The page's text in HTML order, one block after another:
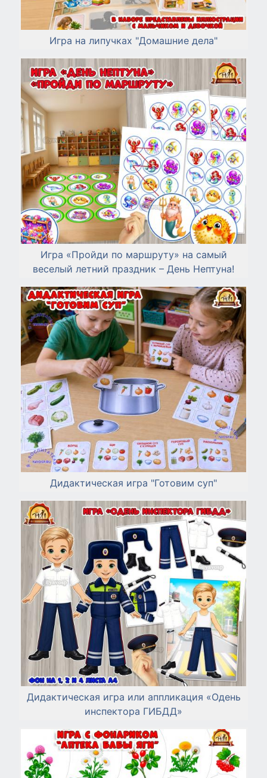
Игра на липучках "Домашние дела"
Игра «Пройди по маршруту» на самый
веселый летний праздник – День Нептуна!
Дидактическая игра "Готовим суп"
Дидактическая игра или аппликация «Одень
инспектора ГИБДД»